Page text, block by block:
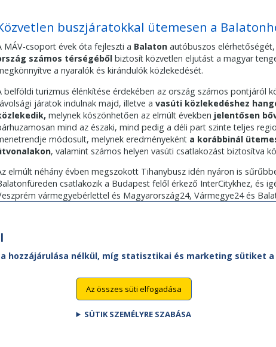
buszjáratokkal ütemesen a
MÁV-csoport évek óta fejleszti a Balaton autóbuszos elérhetőségét,
számos térségéből biztosít közvetlen eljutást a magyar
a nyaralók és kirándulók közlekedését.
belföldi turizmus élénkítése érdekében az ország számos pontjáról
járatok indulnak majd, illetve a vasúti közlekedéshez
melynek köszönhetően az elmúlt években jelentősen
mind az északi, mind pedig a déli part szinte teljes
módosult, melynek eredményeként a korábbinál
, valamint számos helyen vasúti csatlakozást biztosítva
elmúlt néhány évben megszokott Tihanybusz idén nyáron is
csatlakozik a Budapest felől érkező InterCitykhez, és
vármegyebérlettel és Magyarország24, Vármegye24 és
hozzájárulása nélkül, míg statisztikai és marketing sütiket
Az összes süti elfogadása
SÜTIK SZEMÉLYRE SZABÁSA